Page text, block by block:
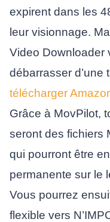
expirent dans les
leur visionnage.
Video Downloader
débarrasser d’une
télécharger
Grâce à MovPilot,
seront des fichiers
qui pourront être
permanente sur le
Vous pourrez
flexible vers